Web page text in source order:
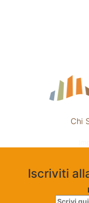
Chi
Iscriviti